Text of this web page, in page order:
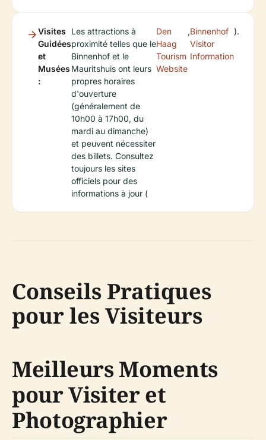
Visites
Guidées
et
Musées
:
Les attractions à
proximité telles que le
Binnenhof et le
Mauritshuis ont leurs
propres horaires
d'ouverture
(généralement de
10h00 à 17h00, du
mardi au dimanche)
et peuvent nécessiter
des billets. Consultez
toujours les sites
officiels pour des
informations à jour (
Den
Haag
Tourism
Website
,Binnenhof
Visitor
Information
).
Conseils Pratiques
pour les Visiteurs
Meilleurs Moments
pour Visiter et
Photographier